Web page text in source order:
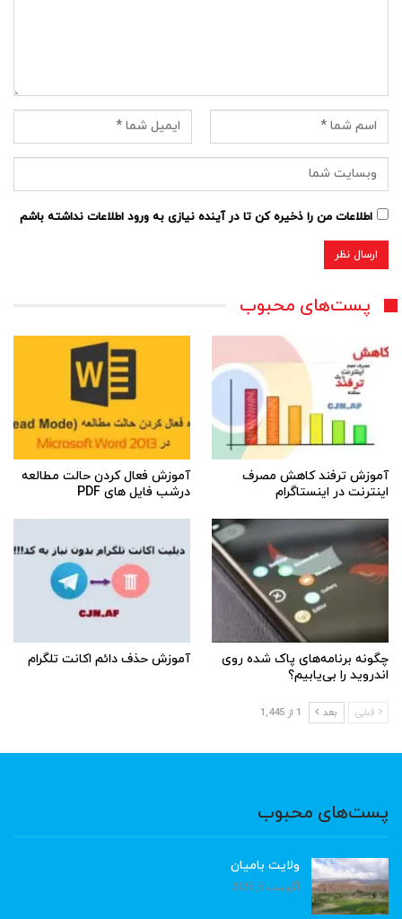
اطلاعات من را ذخیره کن تا در آینده نیازی به ورود اطلاعات نداشته باشم
پست‌های محبوب
آموزش ترفند کاهش مصرف
اینترنت در اینستاگرام
آموزش فعال کردن حالت مطالعه
درشب فایل های PDF
چگونه برنامه‌های پاک شده روی
اندروید را بی‌یابیم؟
آموزش حذف دائم اکانت تلگرام
قبلی بعد 1 از 1,445
پست‌های محبوب
ولایت بامیان
آگوست 6, 2026